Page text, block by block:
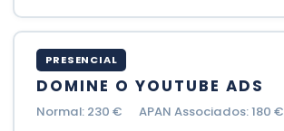
PRESENCIAL
DOMINE O YOUTUBE ADS
Normal: 230 € APAN Associados: 180 €